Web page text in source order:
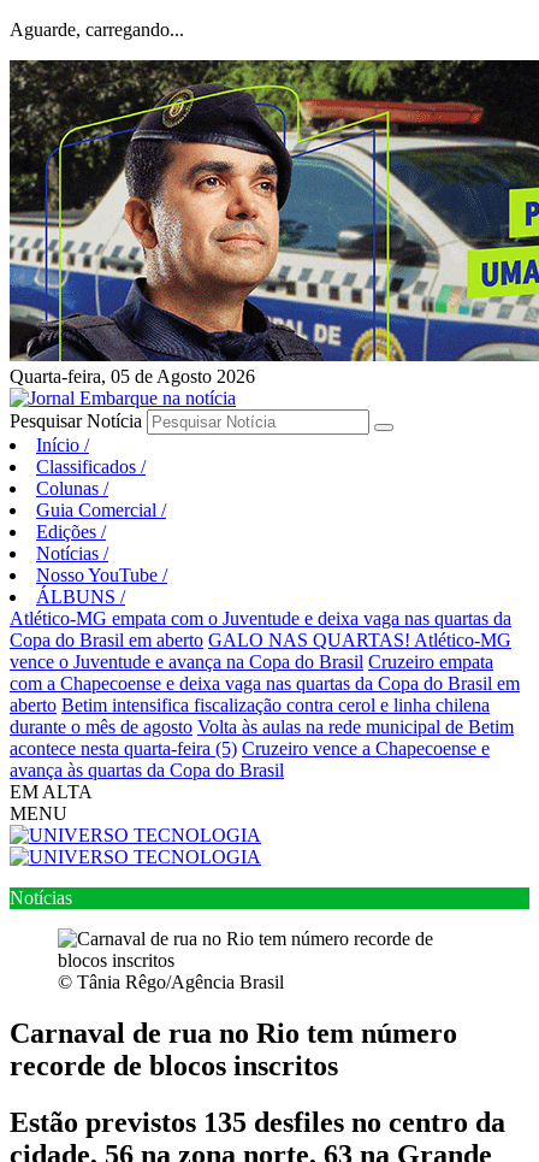
Aguarde, carregando...
Quarta-feira, 05 de Agosto 2026
Pesquisar Notícia
Início /
Classificados /
Colunas /
Guia Comercial /
Edições /
Notícias /
Nosso YouTube /
ÁLBUNS /
Atlético-MG empata com o Juventude e deixa vaga nas quartas da
Copa do Brasil em aberto GALO NAS QUARTAS! Atlético-MG
vence o Juventude e avança na Copa do Brasil Cruzeiro empata
com a Chapecoense e deixa vaga nas quartas da Copa do Brasil em
aberto Betim intensifica fiscalização contra cerol e linha chilena
durante o mês de agosto Volta às aulas na rede municipal de Betim
acontece nesta quarta-feira (5) Cruzeiro vence a Chapecoense e
avança às quartas da Copa do Brasil
EM ALTA
MENU
Notícias
© Tânia Rêgo/Agência Brasil
Carnaval de rua no Rio tem número
recorde de blocos inscritos
Estão previstos 135 desfiles no centro da
cidade, 56 na zona norte, 63 na Grande